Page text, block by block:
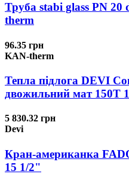
Труба stabi glass PN 20
therm
96.35 грн
KAN-therm
Тепла підлога DEVI
двожильний мат 150T
5 830.32 грн
Devi
Кран-американка
15 1/2"